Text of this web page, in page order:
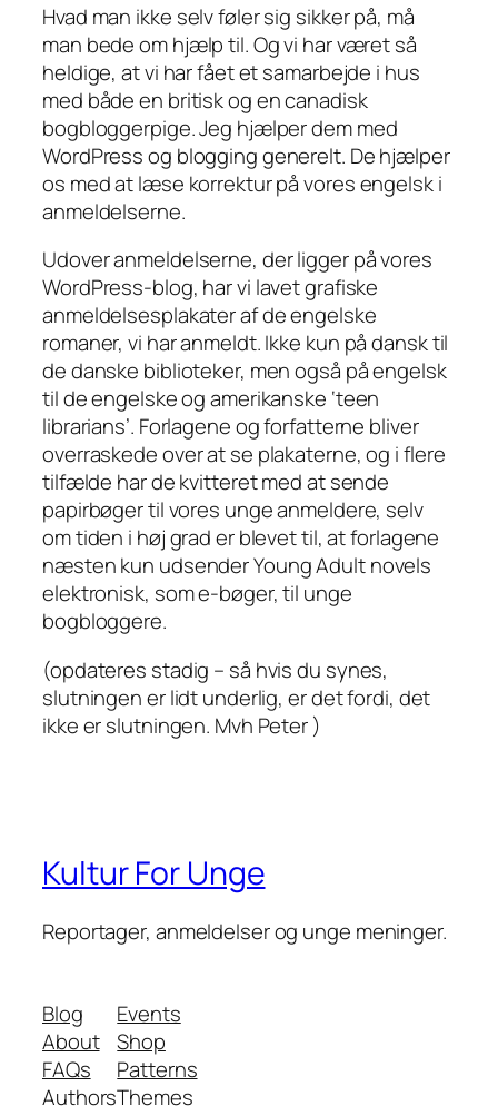
Hvad man ikke selv føler sig sikker på, må
man bede om hjælp til. Og vi har været så
heldige, at vi har fået et samarbejde i hus
med både en britisk og en canadisk
bogbloggerpige. Jeg hjælper dem med
WordPress og blogging generelt. De hjælper
os med at læse korrektur på vores engelsk i
anmeldelserne.
Udover anmeldelserne, der ligger på vores
WordPress-blog, har vi lavet grafiske
anmeldelsesplakater af de engelske
romaner, vi har anmeldt. Ikke kun på dansk til
de danske biblioteker, men også på engelsk
til de engelske og amerikanske ‘teen
librarians’. Forlagene og forfatterne bliver
overraskede over at se plakaterne, og i flere
tilfælde har de kvitteret med at sende
papirbøger til vores unge anmeldere, selv
om tiden i høj grad er blevet til, at forlagene
næsten kun udsender Young Adult novels
elektronisk, som e-bøger, til unge
bogbloggere.
(opdateres stadig – så hvis du synes,
slutningen er lidt underlig, er det fordi, det
ikke er slutningen. Mvh Peter )
Kultur For Unge
Reportager, anmeldelser og unge meninger.
Blog
About
FAQs
Authors
Events
Shop
Patterns
Themes